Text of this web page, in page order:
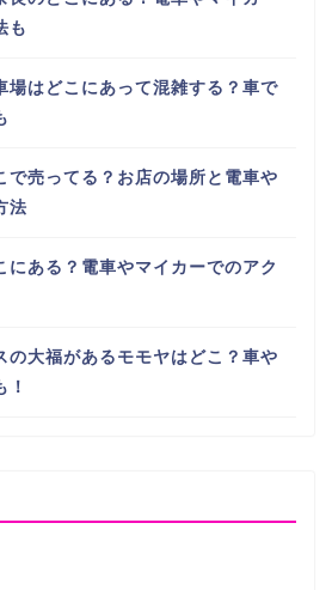
も
場はどこにあって混雑する？車で
で売ってる？お店の場所と電車や
法
にある？電車やマイカーでのアク
の大福があるモモヤはどこ？車や
！